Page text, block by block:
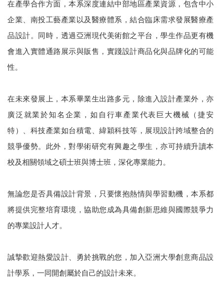
在產學合作方面，本系深度連結中部地區產業資源，包含中小
企業、南投工藝產業以及醫療體系，結合臨床需求發展醫療產
品設計。同時，透過亞洲現代美術館之平台，學生作品更有機
會進入實體通路展示與販售，實踐設計商品化與品牌化的可能
性。
在未來發展上，本系畢業生出路多元，除進入設計產業外，亦
廣泛就業於知名企業，如自行車產業代表巨大機械（捷安
特）、科技產業如台積電、緯穎科技等，展現設計跨域整合的
競爭優勢。此外，對學術研究有興趣之學生，亦可持續升讀本
校及相關領域之碩士班與博士班，深化專業能力。
無論您是否具備設計背景，只要懷抱熱情與學習動機，本系都
將提供完整培育環境，協助您成為具備創新思維與國際競爭力
的專業設計人才。
誠摯歡迎熱愛設計、勇於挑戰的您，加入亞洲大學創意商品設
計學系，一同開創屬於自己的設計未來。